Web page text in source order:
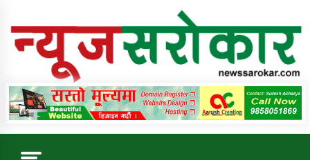
Online News Portal